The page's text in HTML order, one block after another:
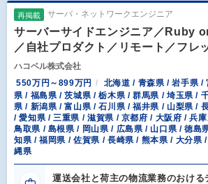
再掲載 サーバ・ネットワークエンジニア
サーバーサイドエンジニア／Ruby
／自社プロダクト／リモート／フレ
ハコベル株式会社
550万円～899万円
北海道 / 青森県 / 岩手県 /
県 / 福島県 / 茨城県 / 栃木県 / 群馬県 / 埼玉県 /
県 / 新潟県 / 富山県 / 石川県 / 福井県 / 山梨県 /
/ 愛知県 / 三重県 / 滋賀県 / 京都府 / 大阪府 / 兵
鳥取県 / 島根県 / 岡山県 / 広島県 / 山口県 / 徳島
知県 / 福岡県 / 佐賀県 / 長崎県 / 熊本県 / 大分県
縄県
運送会社と荷主の物流業務のおけ